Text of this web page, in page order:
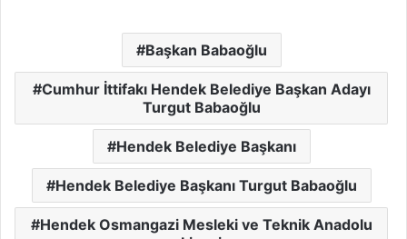
Başkan Babaoğlu
Cumhur İttifakı Hendek Belediye Başkan Adayı
Turgut Babaoğlu
Hendek Belediye Başkanı
Hendek Belediye Başkanı Turgut Babaoğlu
Hendek Osmangazi Mesleki ve Teknik Anadolu